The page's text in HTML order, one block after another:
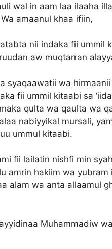
wal in aam laa ilaaha
amaanul khaa ifiin,
nii indaka fii ummil
aw muqtarran
syaqaawatii wa
fii ummil kitaabi sa
qulta wa qaulta wa
nabiyyikal mursali,
ummul kitaabi.
fii lailatin nishfi min
amrin hakiim wa
alam wa anta allaamul
Muhammadiw